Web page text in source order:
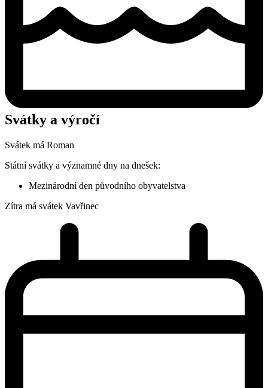
Svátky a výročí
Svátek má Roman
Státní svátky a významné dny na dnešek:
Mezinárodní den původního obyvatelstva
Zítra má svátek Vavřinec